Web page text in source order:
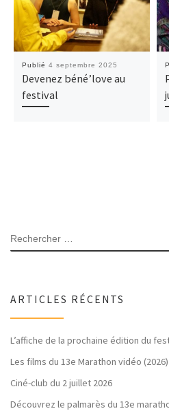
Publié 4 septembre 2025
Devenez béné’love au
festival
RECHERCHER
ARTICLES RÉCENTS
L’affiche de la prochaine édition du
Les films du 13e Marathon vidéo (2026)
Ciné-club du 2 juillet 2026
Découvrez le palmarès du 13e